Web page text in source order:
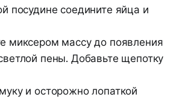
посудине соедините яйца и
миксером массу до появления
пены. Добавьте щепотку
и осторожно лопаткой